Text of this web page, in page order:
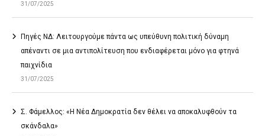
31/07/2025
Πηγές ΝΔ: Λειτουργούμε πάντα ως υπεύθυνη πολιτική δύναμη
απέναντι σε μια αντιπολίτευση που ενδιαφέρεται μόνο για φτηνά
παιχνίδια
31/07/2025
Σ. Φάμελλος: «Η Νέα Δημοκρατία δεν θέλει να αποκαλυφθούν τα
σκάνδαλα»